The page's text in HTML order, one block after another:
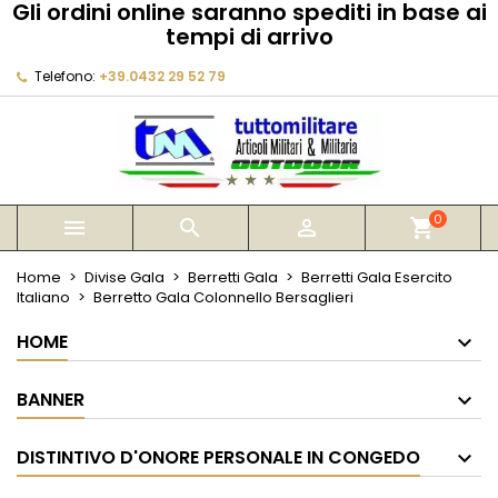
Gli ordini online saranno spediti in base ai
tempi di arrivo
Telefono: +39.0432 29 52 79
   shopping_cart0
Home Divise Gala Berretti Gala
Berretti Gala Esercito
Italiano
Berretto Gala Colonnello Bersaglieri
HOME
BANNER
DISTINTIVO D'ONORE PERSONALE IN CONGEDO
My wishlists
add_circle_outline Create new list
Crea lista dei desideri
Annulla Crea lista dei desideri
Devi avere effettuato l'accesso per salvare dei
prodotti nella tua lista dei desideri.
Annulla